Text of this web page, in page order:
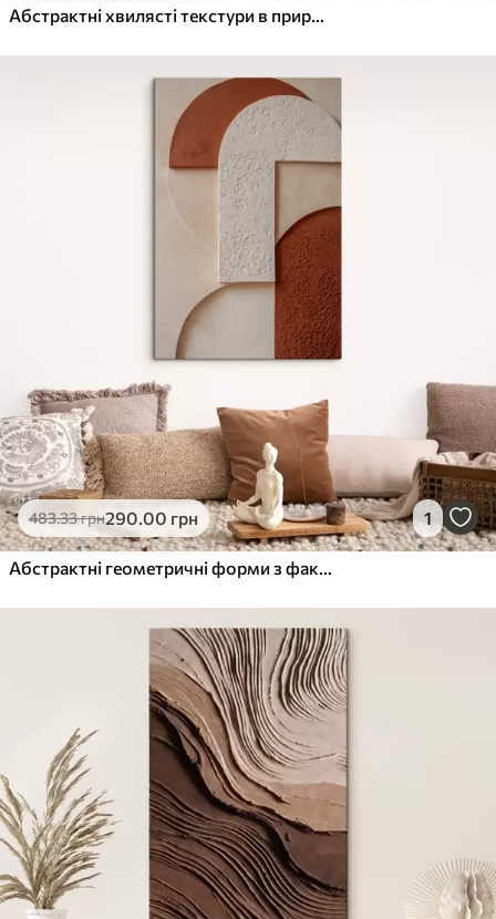
Абстрактні хвилясті текстури в природних відтінках, зокрема теракотові, бежеві та коричневі
483.33грн290.00 грн 1
Абстрактні геометричні форми з фактурою